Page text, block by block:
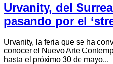
Urvanity, del
pasando por el
Urvanity, la feria que se ha
conocer el Nuevo Arte
hasta el próximo 30 de mayo...